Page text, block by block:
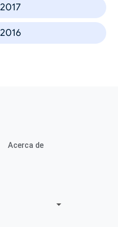
2017
2016
Acerca de